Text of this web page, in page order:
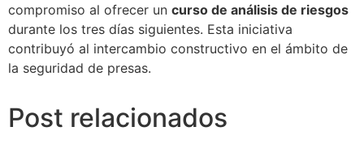
compromiso al ofrecer un curso de análisis de riesgos
durante los tres días siguientes. Esta iniciativa
contribuyó al intercambio constructivo en el ámbito de
la seguridad de presas.
Post relacionados